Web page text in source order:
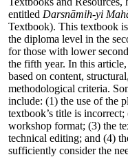
entitled Darsnāmih-yi
Textbook). This textbook
the diploma level in the
for those with lower
the fifth year. In this
based on content,
methodological criteria.
include: (1) the use of the
textbook’s title is
workshop format; (3) the
technical editing; and (4)
sufficiently consider the